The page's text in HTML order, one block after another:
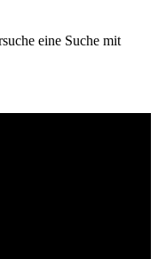
eine Suche mit